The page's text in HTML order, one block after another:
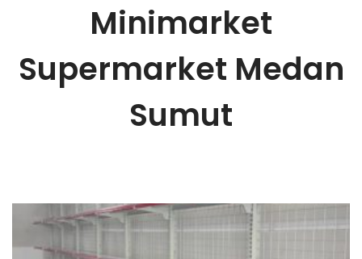
Minimarket
Supermarket Medan
Sumut